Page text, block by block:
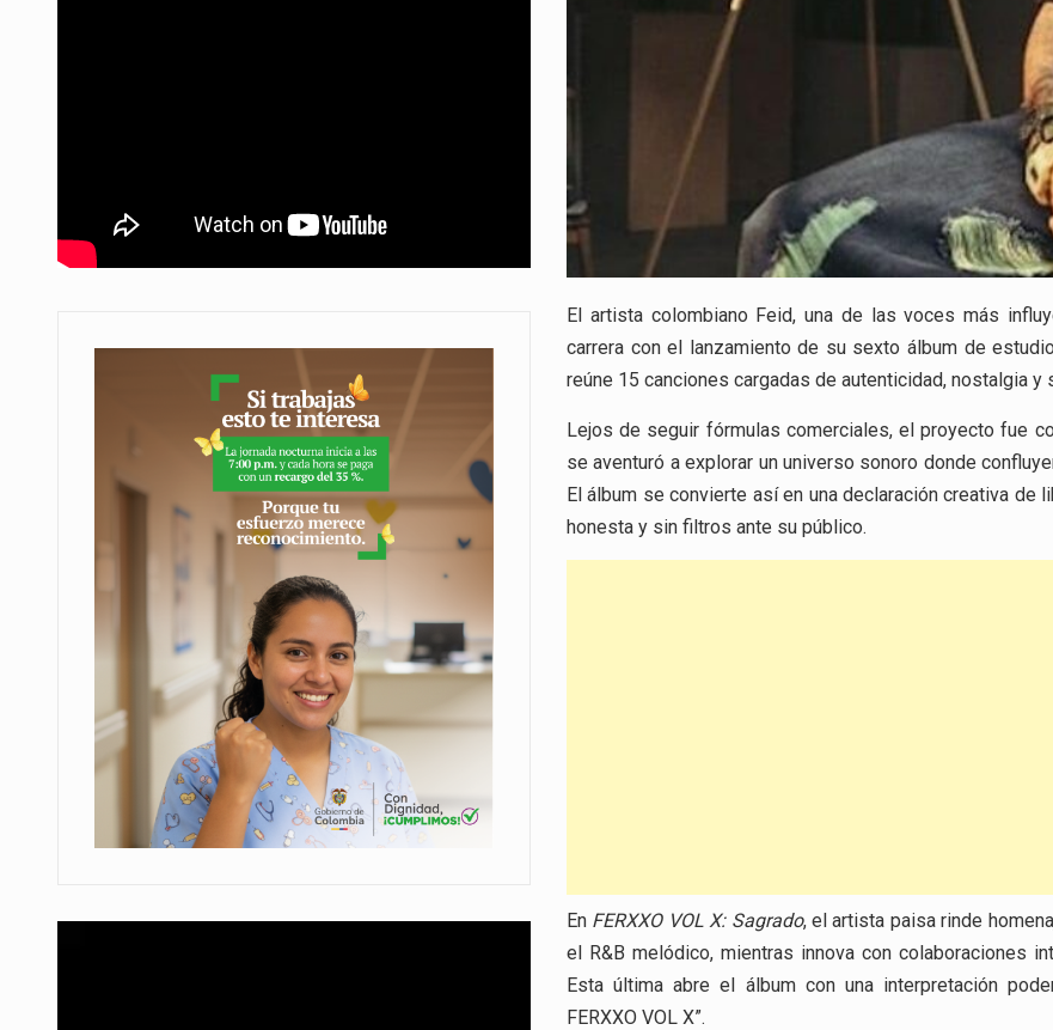
El artista colombiano Feid, una de las voces más
carrera con el lanzamiento de su sexto álbum de estudio
reúne 15 canciones cargadas de autenticidad, nostalgia
Lejos de seguir fórmulas comerciales, el proyecto fue
se aventuró a explorar un universo sonoro donde
El álbum se convierte así en una declaración creativa
honesta y sin filtros ante su público.
En FERXXO VOL X: Sagrado, el artista paisa rinde
el R&B melódico, mientras innova con colaboraciones
Esta última abre el álbum con una interpretación
FERXXO VOL X”.